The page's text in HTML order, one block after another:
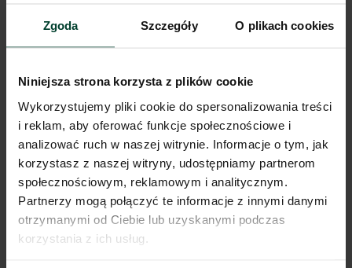
Zgoda Szczegóły O plikach cookies
Niniejsza strona korzysta z plików cookie
Wykorzystujemy pliki cookie do spersonalizowania treści
i reklam, aby oferować funkcje społecznościowe i
analizować ruch w naszej witrynie. Informacje o tym, jak
korzystasz z naszej witryny, udostępniamy partnerom
społecznościowym, reklamowym i analitycznym.
Partnerzy mogą połączyć te informacje z innymi danymi
otrzymanymi od Ciebie lub uzyskanymi podczas
korzystania z ich usług.
Klapy dymowe
Tak
Brama wjazdowa z poziomu
0
Tak
Pokaż więcej
Budynek 3